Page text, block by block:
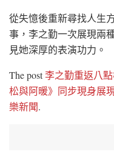
從失憶後重新尋找人生
事，李之勤一次展現兩
見她深厚的表演功力。
The post李之勤重返八
松與阿暖》同步現身展
樂新聞.